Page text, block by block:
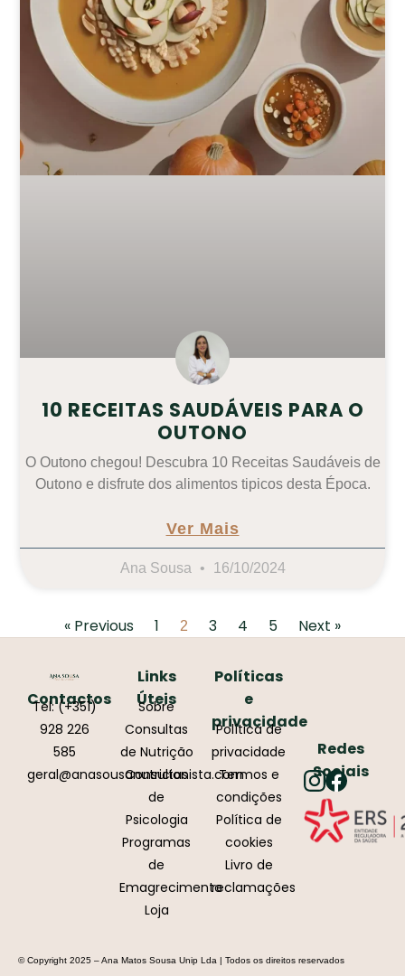
10 RECEITAS SAUDÁVEIS PARA O
OUTONO
O Outono chegou! Descubra 10 Receitas Saudáveis de
Outono e disfrute dos alimentos tipicos desta Época.
Ver Mais
Ana Sousa 16/10/2024
« Previous 1 2 3 4 5 Next »
Contactos
Tel: (+351)
928 226
585
geral@anasousanutricionista.com
Links
Úteis
Sobre
Consultas
de Nutrição
Consultas
de
Psicologia
Programas
de
Emagrecimento
Loja
Políticas
e
privacidade
Política de
privacidade
Termos e
condições
Política de
cookies
Livro de
reclamações
Redes
Sociais
© Copyright 2025 – Ana Matos Sousa Unip Lda | Todos os direitos reservados